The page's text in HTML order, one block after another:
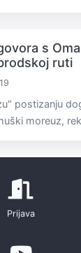
s
ruti
postizanju
moreuz,
Prijava